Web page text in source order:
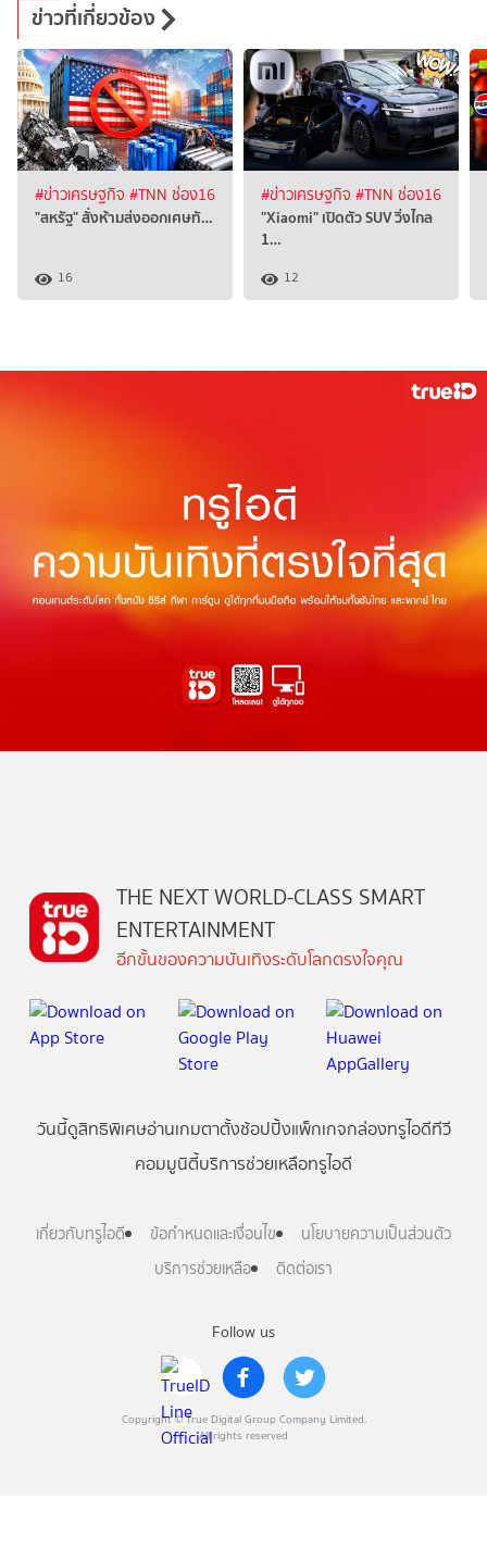
ข่าวที่เกี่ยวข้อง
#ข่าวเศรษฐกิจ #TNN ช่อง16
"สหรัฐ" สั่งห้ามส่งออกเศษทั…
16
#ข่าวเศรษฐกิจ #TNN ช่อง16
"Xiaomi" เปิดตัว SUV วิ่งไกล
1…
12
Follow us
Copyright © True Digital Group Company Limited.
All rights reserved
THE NEXT WORLD-CLASS SMART
ENTERTAINMENT
อีกขั้นของความบันเทิงระดับโลกตรงใจคุณ
วันนี้ดูสิทธิพิเศษอ่านเกมตาตั้งช้อปปิ้งแพ็กเกจกล่องทรูไอดีทีวี
คอมมูนิตี้บริการช่วยเหลือทรูไอดี
เกี่ยวกับทรูไอดี ข้อกำหนดและเงื่อนไข
นโยบายความเป็นส่วนตัว
บริการช่วยเหลือ
ติดต่อเรา